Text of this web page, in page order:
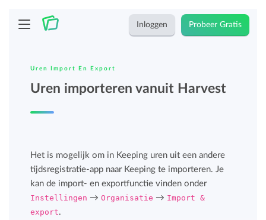
Inloggen Probeer Gratis
Uren Import En Export
Uren importeren vanuit Harvest
Het is mogelijk om in Keeping uren uit een andere
tijdsregistratie-app naar Keeping te importeren. Je
kan de import- en exportfunctie vinden onder
Instellingen →Organisatie → Import &
export.